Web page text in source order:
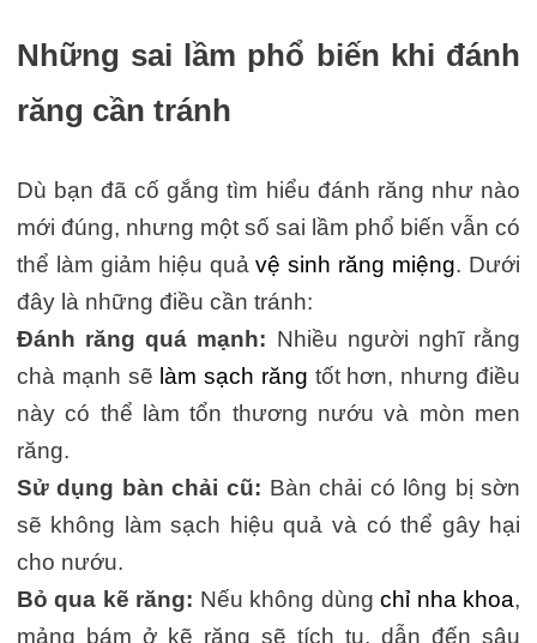
Những sai lầm phổ biến khi đánh
răng cần tránh
Dù bạn đã cố gắng tìm hiểu đánh răng như nào
mới đúng, nhưng một số sai lầm phổ biến vẫn có
thể làm giảm hiệu quảvệ sinh răng miệng. Dưới
đây là những điều cần tránh:
Đánh răng quá mạnh: Nhiều người nghĩ rằng
chà mạnh sẽ làm sạch răng tốt hơn, nhưng điều
này có thể làm tổn thương nướu và mòn men
răng.
Sử dụng bàn chải cũ: Bàn chải có lông bị sờn
sẽ không làm sạch hiệu quả và có thể gây hại
cho nướu.
Bỏ qua kẽ răng: Nếu không dùngchỉ nha khoa,
mảng bám ở kẽ răng sẽ tích tụ, dẫn đến sâu